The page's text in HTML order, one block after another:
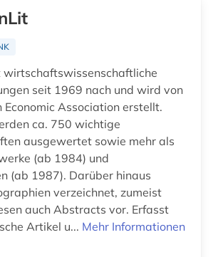
(1)
cranach, familie (1)
dante alighieri (1)
datensammlung (4)
wirtschaftswissenschaftliche
seit 1969 nach und wird von
Economic Association erstellt.
ca. 750 wichtige
ausgewertet sowie mehr als
(ab 1984) und
(ab 1987). Darüber hinaus
verzeichnet, zumeist
auch Abstracts vor. Erfasst
Artikel u... Mehr Informationen